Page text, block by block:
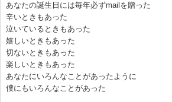
あなたの誕生日には毎年必ずmailを贈った
辛いときもあった
泣いているときもあった
嬉しいときもあった
切ないときもあった
楽しいときもあった
あなたにいろんなことがあったように
僕にもいろんなことがあった